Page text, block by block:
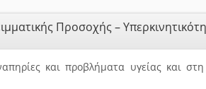
Προσοχής –
και προβλήματα υγείας και στη